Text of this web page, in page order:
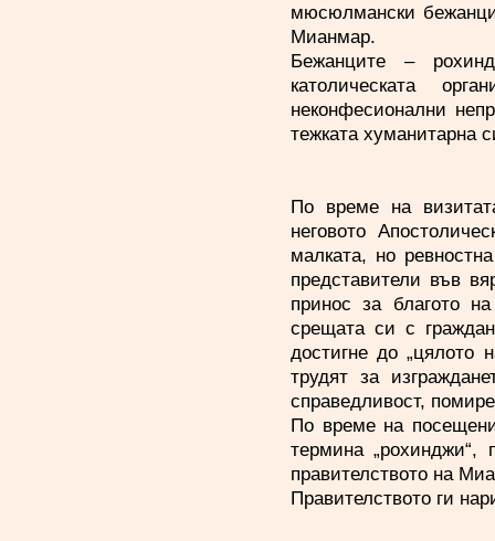
мюсюлмански
Мианмар.
Бежанците –
католическата
неконфесионални
тежката хуманитарна
По време на
неговото
малката, но
представители във
принос за благото
срещата си с
достигне до „цялото
трудят за
справедливост,
По време на
термина „рохинджи“,
правителството на
Правителството ги